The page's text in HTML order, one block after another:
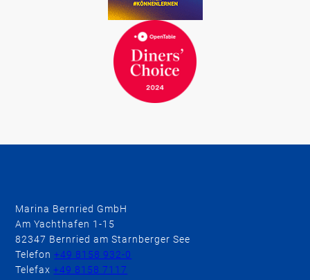
Marina Bernried GmbH
Am Yachthafen 1-15
82347 Bernried am Starnberger See
Telefon+49 8158 932-0
Telefax+49 8158 7117